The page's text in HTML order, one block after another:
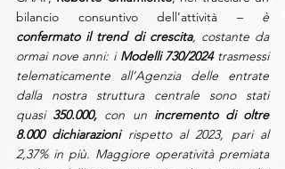
bilancio consuntivo dell’attività –
confermato il trend di crescita, costante da
ormai nove anni: i Modelli 730/2024 trasmessi
telematicamente all’Agenzia delle entrate
dalla nostra struttura centrale sono stati
quasi 350.000, con un incremento di oltre
8.000 dichiarazioni rispetto al 2023, pari al
2,37% in più. Maggiore operatività premiata